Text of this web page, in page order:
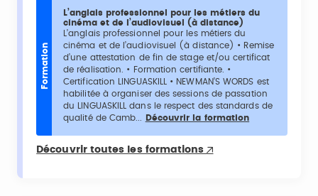
Formation
L’anglais professionnel pour les métiers du
cinéma et de l’audiovisuel (à distance)
L’anglais professionnel pour les métiers du
cinéma et de l’audiovisuel (à distance) • Remise
d’une attestation de fin de stage et/ou certificat
de réalisation. • Formation certifiante. •
Certification LINGUASKILL • NEWMAN’S WORDS est
habilitée à organiser des sessions de passation
du LINGUASKILL dans le respect des standards de
qualité de Camb...
Découvrir la formation
Découvrir toutes les formations